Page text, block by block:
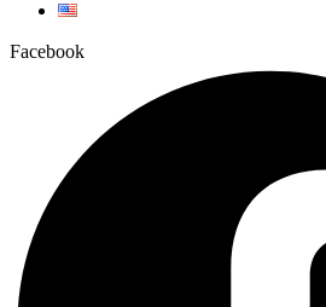
Facebook